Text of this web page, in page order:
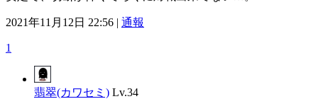
2021年11月12日 22:56 | 通報
1
翡翠(カワセミ) Lv.34